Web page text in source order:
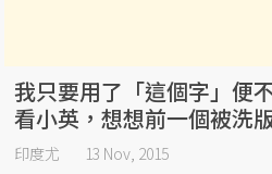
我只要用了「這個字」
看小英，想想前一個被洗
印度尤 13 Nov, 2015